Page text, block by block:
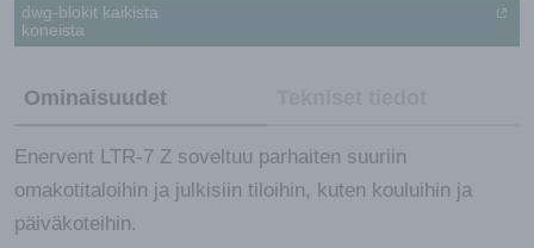
dwg-blokit kaikista
koneista
Ominaisuudet
Enervent LTR-7 Z soveltuu parhaiten suuriin
omakotitaloihin ja julkisiin tiloihin, kuten kouluihin ja
päiväkoteihin.